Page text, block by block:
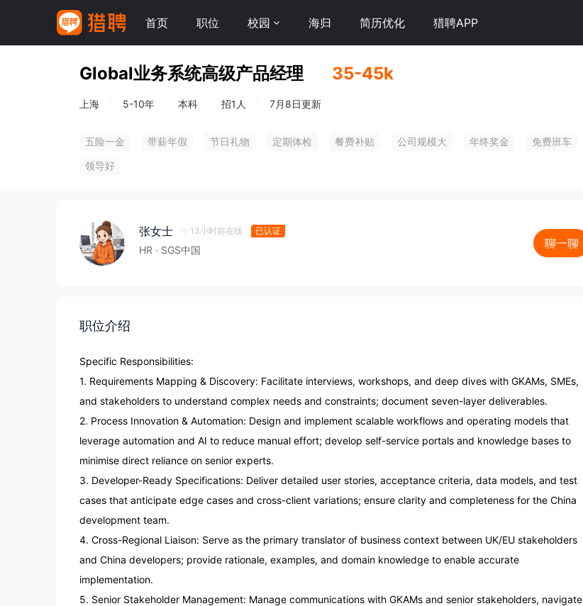
首页 职位 校园 海归 简历优化 猎聘APP
Global业务系统高级产品经理 35-45k
上海 5-10年 本科 招1人 7月8日更新
五险一金
带薪年假 节日礼物 定期体检 餐费补贴 公司规模大 年终奖金
免费班车
领导好
张女士 13小时前在线 已认证
HR · SGS中国 聊一聊
职位介绍
Specific Responsibilities:
1. Requirements Mapping & Discovery: Facilitate interviews, workshops, and deep dives with GKAMs, SMEs,
and stakeholders to understand complex needs and constraints; document seven-layer deliverables.
2. Process Innovation & Automation: Design and implement scalable workflows and operating models that
leverage automation and AI to reduce manual effort; develop self-service portals and knowledge bases to
minimise direct reliance on senior experts.
3. Developer-Ready Specifications: Deliver detailed user stories, acceptance criteria, data models, and test
cases that anticipate edge cases and cross-client variations; ensure clarity and completeness for the China
development team.
4. Cross-Regional Liaison: Serve as the primary translator of business context between UK/EU stakeholders
and China developers; provide rationale, examples, and domain knowledge to enable accurate
implementation.
5. Senior Stakeholder Management: Manage communications with GKAMs and senior stakeholders, navigate